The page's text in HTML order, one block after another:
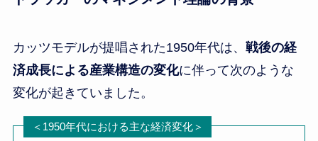
カッツモデルが提唱された1950年代は、 戦後の経
済成長による産業構造の変化に伴って次のような
変化が起きていました。
＜1950年代における主な経済変化＞